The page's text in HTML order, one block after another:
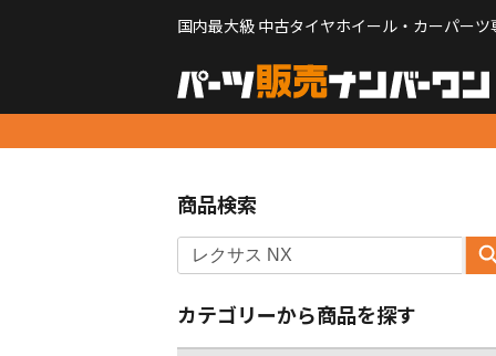
国内最大級 中古タイヤホイール・カーパーツ
商品検索
カテゴリーから商品を探す